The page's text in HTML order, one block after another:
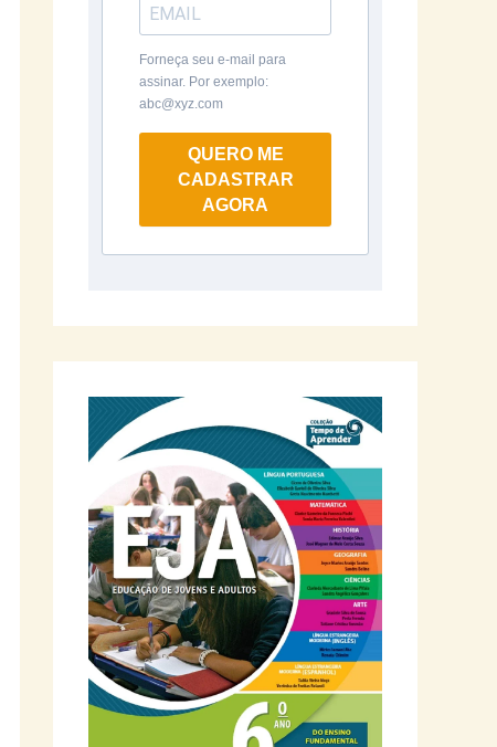
Forneça seu e-mail para
assinar. Por exemplo:
abc@xyz.com
QUERO ME
CADASTRAR
AGORA